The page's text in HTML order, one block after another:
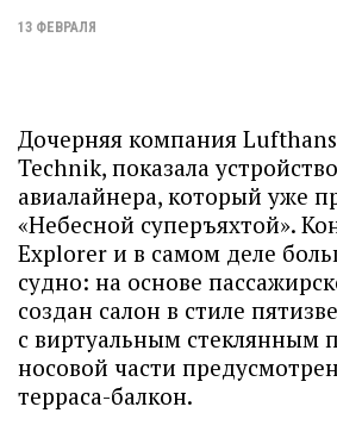
13 ФЕВРАЛЯ
Дочерняя компания
Technik, показала
авиалайнера, который уже
«Небесной суперъяхтой».
Explorer и в самом деле
судно: на основе
создан салон в стиле
с виртуальным стеклянным
носовой части
терраса-балкон.